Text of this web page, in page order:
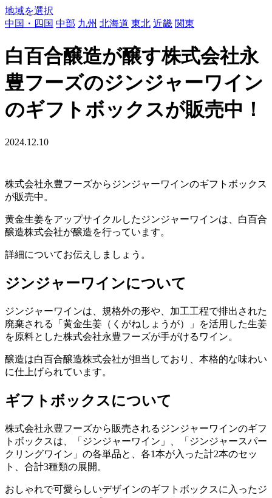
地域を選択
中国・四国 中部 九州 北海道 東北 近畿 関東
白百合醸造が醸す株式会社永
豊フーズのジンジャーワイン
のギフトボックスが販売中！
2024.12.10
株式会社永豊フーズからジンジャーワインのギフトボックス
が販売中。
黄金生姜をアップサイクルしたジンジャーワインは、白百合
醸造株式会社が醸造を行っています。
詳細についてお伝えしましょう。
ジンジャーワインについて
ジンジャーワインは、規格外の形や、加工工程で排出された
廃棄される「黄金生姜（くがねしょうが）」を活用した生姜
を原料とした株式会社永豊フーズが手がけるワイン。
醸造は白百合醸造株式会社が担当しており、本格的な味わい
に仕上げられています。
ギフトボックスについて
株式会社永豊フーズから販売されるジンジャーワインのギフ
トボックスは、「ジンジャーワイン」、「ジンジャースパー
クリングワイン」の各単品と、各1本が入った計2本のセッ
ト、合計3種類の展開。
おしゃれで可愛らしいデザインのギフトボックスに入ったジ